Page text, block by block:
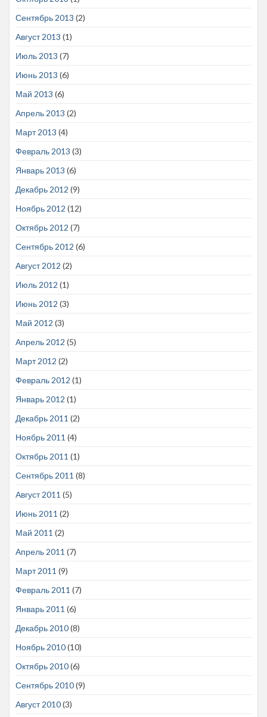
Сентябрь 2013 (2)
Август 2013 (1)
Июль 2013 (7)
Июнь 2013 (6)
Май 2013 (6)
Апрель 2013 (2)
Март 2013 (4)
Февраль 2013 (3)
Январь 2013 (6)
Декабрь 2012 (9)
Ноябрь 2012 (12)
Октябрь 2012 (7)
Сентябрь 2012 (6)
Август 2012 (2)
Июль 2012 (1)
Июнь 2012 (3)
Май 2012 (3)
Апрель 2012 (5)
Март 2012 (2)
Февраль 2012 (1)
Январь 2012 (1)
Декабрь 2011 (2)
Ноябрь 2011 (4)
Октябрь 2011 (1)
Сентябрь 2011 (8)
Август 2011 (5)
Июнь 2011 (2)
Май 2011 (2)
Апрель 2011 (7)
Март 2011 (9)
Февраль 2011 (7)
Январь 2011 (6)
Декабрь 2010(8)
Ноябрь 2010(10)
Октябрь 2010(6)
Сентябрь 2010(9)
Август 2010(3)